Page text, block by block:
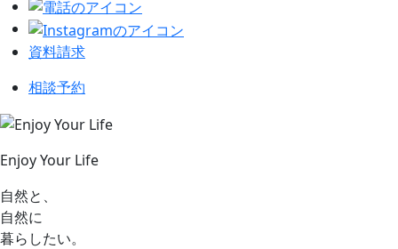
資料請求
相談予約
Enjoy Your Life
自然と、
自然に
暮らしたい。